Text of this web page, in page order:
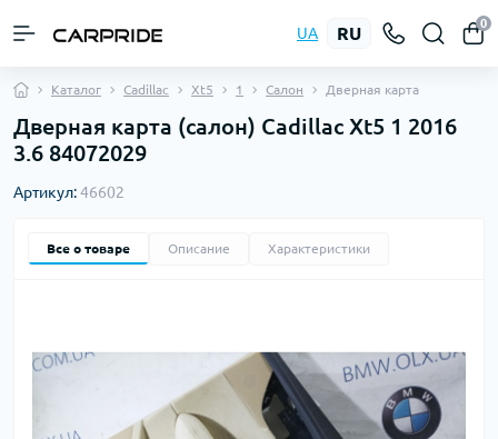
UA RU
0
Каталог Cadillac Xt5 1 Салон Дверная карта
Дверная карта (салон) Cadillac Xt5 1 2016
3.6 84072029
Артикул:46602
Все о товаре Описание Характеристики